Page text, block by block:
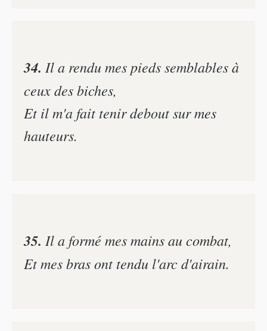
34. Il a rendu mes pieds semblables à
ceux des biches,
Et il m'a fait tenir debout sur mes
hauteurs.
35. Il a formé mes mains au combat,
Et mes bras ont tendu l'arc d'airain.